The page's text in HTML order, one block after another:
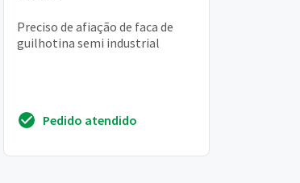
Preciso de afiação de faca de
guilhotina semi industrial
Pedido atendido